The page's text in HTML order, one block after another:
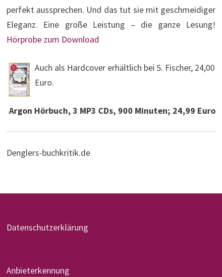
perfekt aussprechen. Und das tut sie mit geschmeidiger
Eleganz. Eine große Leistung – die ganze Lesung!
Hörprobe zum Download
Auch als Hardcover erhältlich bei S. Fischer, 24,00
Euro.
Argon Hörbuch, 3 MP3 CDs, 900 Minuten; 24,99 Euro
Denglers-buchkritik.de
Datenschutzerklärung
Anbieterkennung